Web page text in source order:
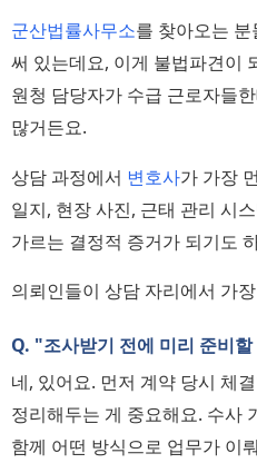
군산법률사무소를 찾아오는
써 있는데요, 이게 불법파견이
원청 담당자가 수급 근로자들
많거든요.
상담 과정에서 변호사가 가장
일지, 현장 사진, 근태 관리 시
가르는 결정적 증거가 되기도
의뢰인들이 상담 자리에서 가
Q. "조사받기 전에 미리 준비
네, 있어요. 먼저 계약 당시 체
정리해두는 게 중요해요. 수사
함께 어떤 방식으로 업무가 이